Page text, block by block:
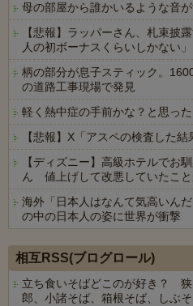
母の部屋から誰かいるような音
【悲報】ラッパーさん、札束披
人の初ボーナスくらいしかない
柄の部分が息子スティック。
の道路工事現場で発見
軽く熱中症の手前かな？と思っ
【悲報】X「アスペの検査した結
【ディズニー】高級ホテルでお
ん 値上げして改悪していたこと
海外「日本人はなんて気高いん
の中の日本人の姿に世界が衝撃
相互RSS(ブログロール)
立ち食いそばどこのが好き？
郎、小諸そば、箱根そば、しぶ